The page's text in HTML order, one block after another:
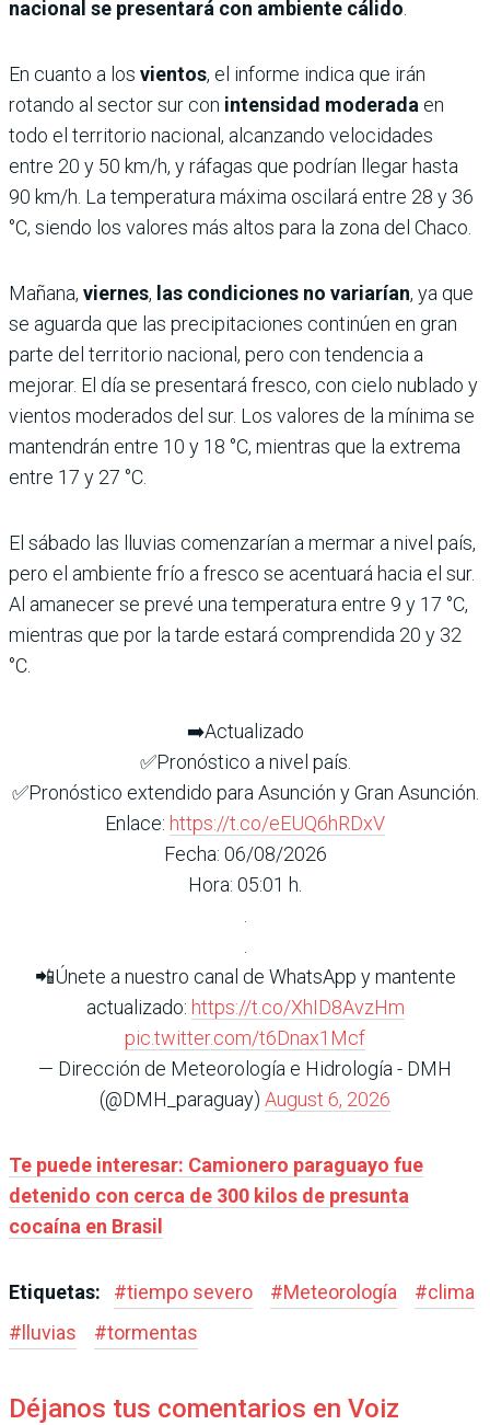
nacional se presentará con ambiente cálido
En cuanto a los vientos, el informe indica que irán
rotando al sector sur con intensidad moderada en
todo el territorio nacional, alcanzando velocidades
entre 20 y 50 km/h, y ráfagas que podrían llegar hasta
90 km/h. La temperatura máxima oscilará entre 28 y 36
°C, siendo los valores más altos para la zona del Chaco.
Mañana, viernes, las condiciones no variarían, ya que
se aguarda que las precipitaciones continúen en gran
parte del territorio nacional, pero con tendencia a
mejorar. El día se presentará fresco, con cielo nublado y
vientos moderados del sur. Los valores de la mínima se
mantendrán entre 10 y 18 °C, mientras que la extrema
entre 17 y 27 °C.
El sábado las lluvias comenzarían a mermar a nivel país,
pero el ambiente frío a fresco se acentuará hacia el sur.
Al amanecer se prevé una temperatura entre 9 y 17 °C,
mientras que por la tarde estará comprendida 20 y 32
°C.
➡️Actualizado
✅Pronóstico a nivel país.
✅Pronóstico extendido para Asunción y Gran Asunción.
Enlace: https://t.co/eEUQ6hRDxV
Fecha: 06/08/2026
Hora: 05:01 h.
📲Únete a nuestro canal de WhatsApp y mantente
actualizado: https://t.co/XhID8AvzHm
pic.twitter.com/t6Dnax1Mcf
— Dirección de Meteorología e Hidrología - DMH
(@DMH_paraguay) August 6, 2026
Te puede interesar: Camionero paraguayo fue
detenido con cerca de 300 kilos de presunta
cocaína en Brasil
Etiquetas: #tiempo severo #Meteorología #clima
#lluvias #tormentas
Déjanos tus comentarios en Voiz